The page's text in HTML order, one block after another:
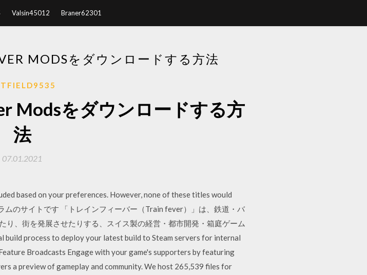
Valsin45012 Braner62301
MODSをダウンロードする方法
Modsをダウンロードする方
法
07.01.2021
based on your preferences. However, none of these titles would
のサイトです 「トレインフィーバー（Train fever）」は、鉄道・バ
り、街を発展させたりする、スイス製の経営・都市開発・箱庭ゲーム
build process to deploy your latest build to Steam servers for internal
Broadcasts Engage with your game's supporters by featuring
a preview of gameplay and community. We host 265,539 files for